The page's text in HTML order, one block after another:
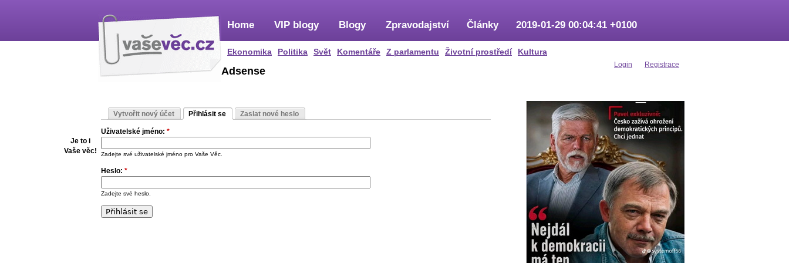
Home
Ekonomika Politika Svět Komentáře Z parlamentu Životní prostředí Kultura
VIP blogy Blogy Zpravodajství Články 2019-01-29 00:04:41 +0100
Login Registrace
Je to i
Vaše věc!
Adsense
Vytvořit nový účet Přihlásit se Zaslat nové heslo
Uživatelské jméno: *
Zadejte své uživatelské jméno pro Vaše Věc.
Heslo: *
Zadejte své heslo.